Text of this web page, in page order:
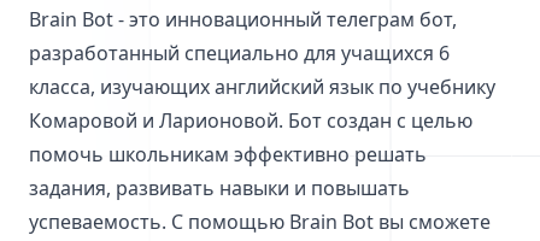
Brain Bot - это инновационный телеграм бот,
разработанный специально для учащихся 6
класса, изучающих английский язык по учебнику
Комаровой и Ларионовой. Бот создан с целью
помочь школьникам эффективно решать
задания, развивать навыки и повышать
успеваемость. С помощью Brain Bot вы сможете